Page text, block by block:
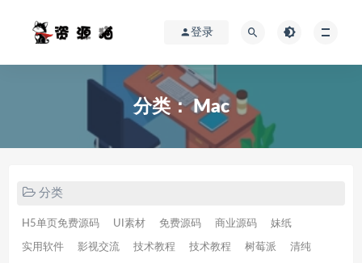
登录
分类：Mac
分类
H5单页免费源码 UI素材 免费源码 商业源码 妹纸
实用软件 影视交流 技术教程 技术教程 树莓派 清纯